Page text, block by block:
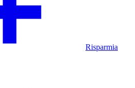
Risparmia